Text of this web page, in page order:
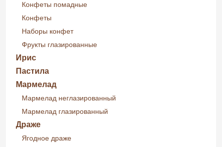
Конфеты помадные
Конфеты
Наборы конфет
Фрукты глазированные
Ирис
Пастила
Мармелад
Мармелад неглазированный
Мармелад глазированный
Драже
Ягодное драже